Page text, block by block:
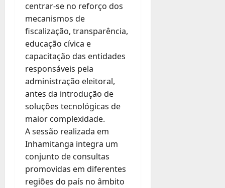
centrar-se no reforço dos
mecanismos de
fiscalização, transparência,
educação cívica e
capacitação das entidades
responsáveis pela
administração eleitoral,
antes da introdução de
soluções tecnológicas de
maior complexidade.
A sessão realizada em
Inhamitanga integra um
conjunto de consultas
promovidas em diferentes
regiões do país no âmbito